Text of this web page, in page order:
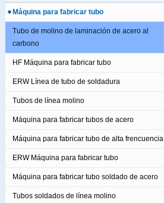
Máquina para fabricar tubo
Tubo de molino de laminación de acero al
carbono
HF Máquina para fabricar tubo
ERW Línea de tubo de soldadura
Tubos de línea molino
Máquina para fabricar tubos de acero
Máquina para fabricar tubo de alta frencuencia
ERW Máquina para fabricar tubo
Máquina para fabricar tubo soldado de acero
Tubos soldados de línea molino